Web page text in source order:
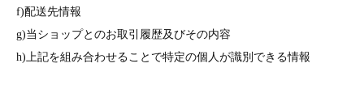
f)配送先情報
g)当ショップとのお取引履歴及びその内容
h)上記を組み合わせることで特定の個人が識別できる情報